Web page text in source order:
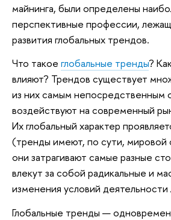
майнинга, были определены
перспективные профессии,
развития глобальных трендов.
Что такое глобальные тренды?
влияют? Трендов существует
из них самым непосредственным
воздействуют на современный
Их глобальный характер
(тренды имеют, по сути, мировой
они затрагивают самые разные
влекут за собой радикальные и
изменения условий
Глобальные тренды —